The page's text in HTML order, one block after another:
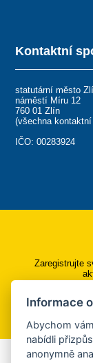
Kontaktní
statutární město
náměstí Míru 12
760 01 Zlín
(všechna
IČO: 00283924
Zaregistrujte
Informace
Abychom
nabídli
anonymně